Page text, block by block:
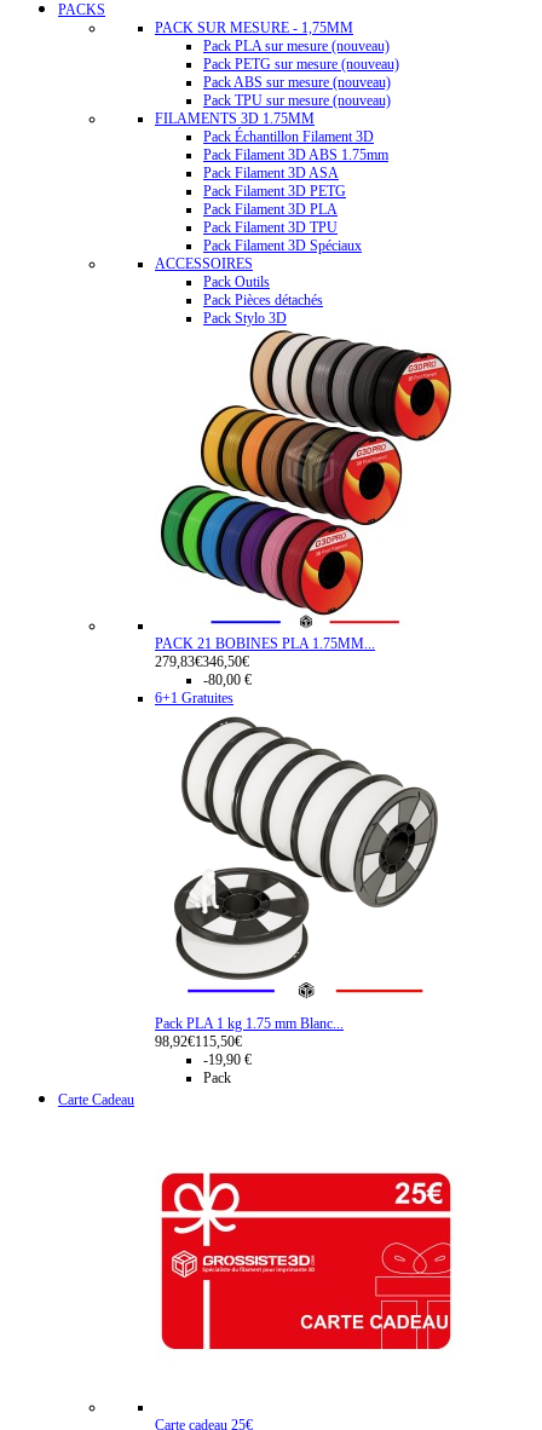
PACKS
PACK SUR MESURE - 1,75MM
Pack PLA sur mesure (nouveau)
Pack PETG sur mesure (nouveau)
Pack ABS sur mesure (nouveau)
Pack TPU sur mesure (nouveau)
FILAMENTS 3D 1.75MM
Pack Échantillon Filament 3D
Pack Filament 3D ABS 1.75mm
Pack Filament 3D ASA
Pack Filament 3D PETG
Pack Filament 3D PLA
Pack Filament 3D TPU
Pack Filament 3D Spéciaux
ACCESSOIRES
Pack Outils
Pack Pièces détachés
Pack Stylo 3D
PACK 21 BOBINES PLA 1.75MM...
279,83€346,50€
-80,00 €
6+1 Gratuites
Pack PLA 1 kg 1.75 mm Blanc...
98,92€115,50€
-19,90 €
Pack
Carte Cadeau
Carte cadeau 25€